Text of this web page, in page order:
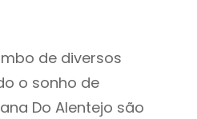
de diversos
o sonho de
Do Alentejo são